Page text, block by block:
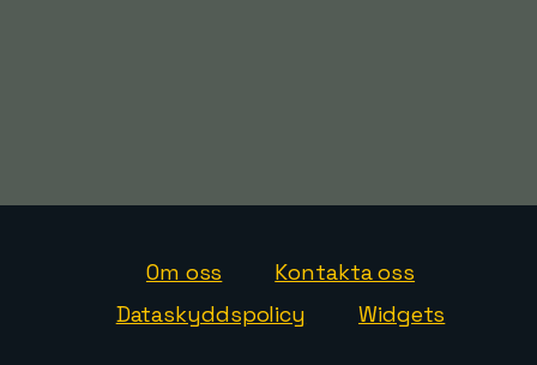
Om oss
Kontakta oss
Dataskyddspolicy
Widgets